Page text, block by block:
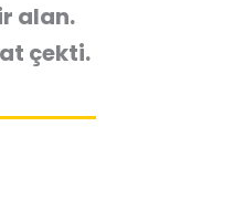
alan.
çekti.